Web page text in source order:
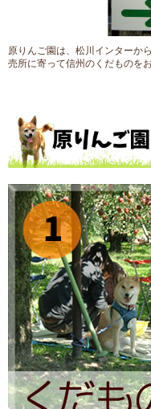
原りんご園は、松川インターか
売所に寄って信州のくだものを